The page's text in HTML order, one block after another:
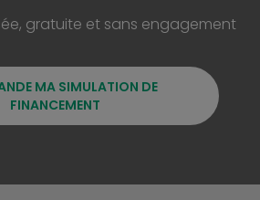
gratuite et sans engagement
MA SIMULATION DE
FINANCEMENT